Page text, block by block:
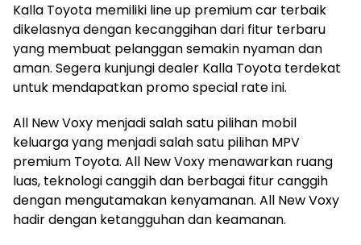
Kalla Toyota memiliki line up premium car terbaik
dikelasnya dengan kecanggihan dari fitur terbaru
yang membuat pelanggan semakin nyaman dan
aman. Segera kunjungi dealer Kalla Toyota terdekat
untuk mendapatkan promo special rate ini.
All New Voxy menjadi salah satu pilihan mobil
keluarga yang menjadi salah satu pilihan MPV
premium Toyota. All New Voxy menawarkan ruang
luas, teknologi canggih dan berbagai fitur canggih
dengan mengutamakan kenyamanan. All New Voxy
hadir dengan ketangguhan dan keamanan.